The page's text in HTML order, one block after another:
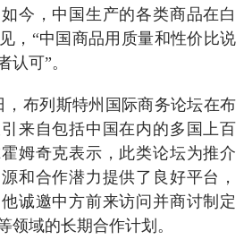
今，中国生产的各类商品在白
，“中国商品用质量和性价比说
认可”。
布列斯特州国际商务论坛在布
来自包括中国在内的多国上百
姆奇克表示，此类论坛为推介
和合作潜力提供了良好平台，
诚邀中方前来访问并商讨制定
领域的长期合作计划。